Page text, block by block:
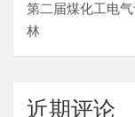
第二届煤化工电
林
近期评论